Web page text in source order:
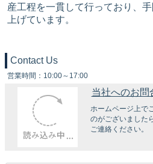
産工程を一貫して行っており、
上げています。
Contact Us
営業時間：10:00～17:00
当社へのお問
ホームページ上で
のがございました
ご連絡ください。